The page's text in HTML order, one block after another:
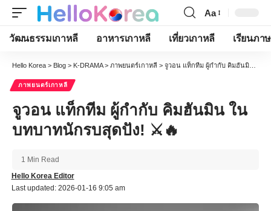
Font
Resizer
Aa
วัฒนธรรมเกาหลี อาหารเกาหลี เที่ยวเกาหลี เรียนภา
Hello Korea > Blog > K-DRAMA> ภาพยนตร์เกาหลี > จูวอน แท็กทีม ผู้กำกับ คิมฮันมิน ในบทบาทนักรบสุดปัง! ⚔️🔥
ภาพยนตร์เกาหลี
จูวอน แท็กทีม ผู้กำกับ คิมฮันมิน ใน
บทบาทนักรบสุดปัง! ⚔️🔥
Last updated: 2026-01-16 9:05 am
Hello Korea Editor
1 Min Read